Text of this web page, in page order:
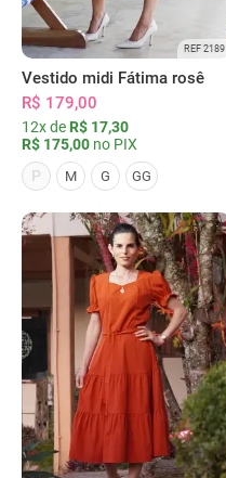
REF 2189
Vestido midi Fátima rosê
R$ 179,00
12x de R$ 17,30
R$ 175,00 no PIX
P
M G GG